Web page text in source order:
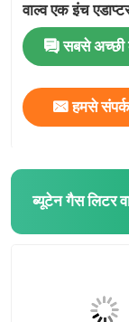
रंगीन रिबन वाल्व
जूते चप्पल सफाई
कार
वाल्व एक इंच
सबसे अच्छी
हमसे
ब्यूटेन गैस लिटर